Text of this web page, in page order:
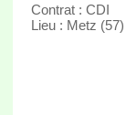
Contrat : CDI
Lieu : Metz (57)